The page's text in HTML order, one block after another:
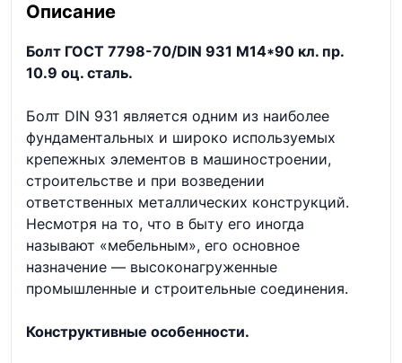
Описание
Болт ГОСТ 7798-70/DIN 931 М14*90 кл. пр.
10.9 оц. сталь.
Болт DIN 931 является одним из наиболее
фундаментальных и широко используемых
крепежных элементов в машиностроении,
строительстве и при возведении
ответственных металлических конструкций.
Несмотря на то, что в быту его иногда
называют «мебельным», его основное
назначение — высоконагруженные
промышленные и строительные соединения.
Конструктивные особенности.